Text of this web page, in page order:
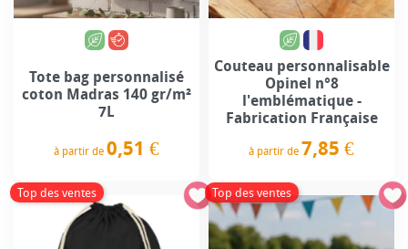
Tote bag personnalisé
coton Madras 140 gr/m²
7L
à partir de 0,51 €
Couteau personnalisable
Opinel n°8
l'emblématique -
Fabrication Française
à partir de 7,85 €
Top des ventes Top des ventes